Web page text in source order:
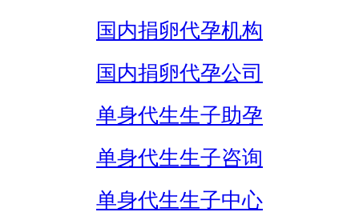
国内捐卵代孕机构
国内捐卵代孕公司
单身代生生子助孕
单身代生生子咨询
单身代生生子中心